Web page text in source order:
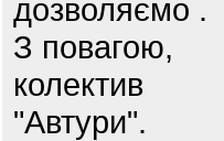
дозволяємо .
З повагою,
колектив
"Автури".